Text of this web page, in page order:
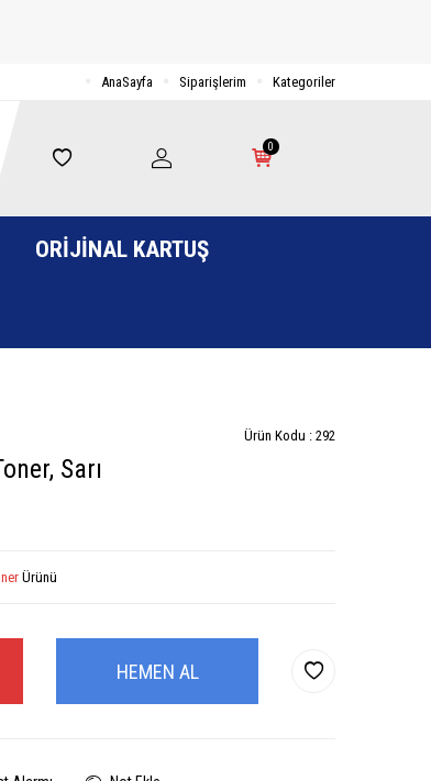
AnaSayfa Siparişlerim Kategoriler
0
ORIJINAL KARTUŞ
Ürün Kodu : 292
Sarı
Ürünü
HEMEN AL